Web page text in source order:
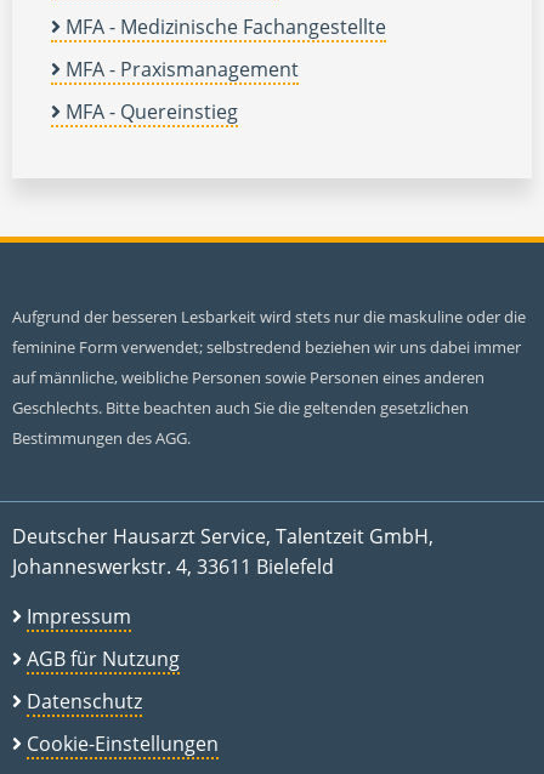
MFA - Medizinische Fachangestellte
MFA - Praxismanagement
MFA - Quereinstieg
Aufgrund der besseren Lesbarkeit wird stets nur die maskuline oder die
feminine Form verwendet; selbstredend beziehen wir uns dabei immer
auf männliche, weibliche Personen sowie Personen eines anderen
Geschlechts. Bitte beachten auch Sie die geltenden gesetzlichen
Bestimmungen des AGG.
Deutscher Hausarzt Service, Talentzeit GmbH,
Johanneswerkstr. 4, 33611 Bielefeld
Impressum
AGB für Nutzung
Datenschutz
Cookie-Einstellungen